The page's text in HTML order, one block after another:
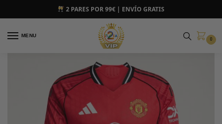
2 PARES POR 99€ | ENVÍO GRATIS
MENU
0